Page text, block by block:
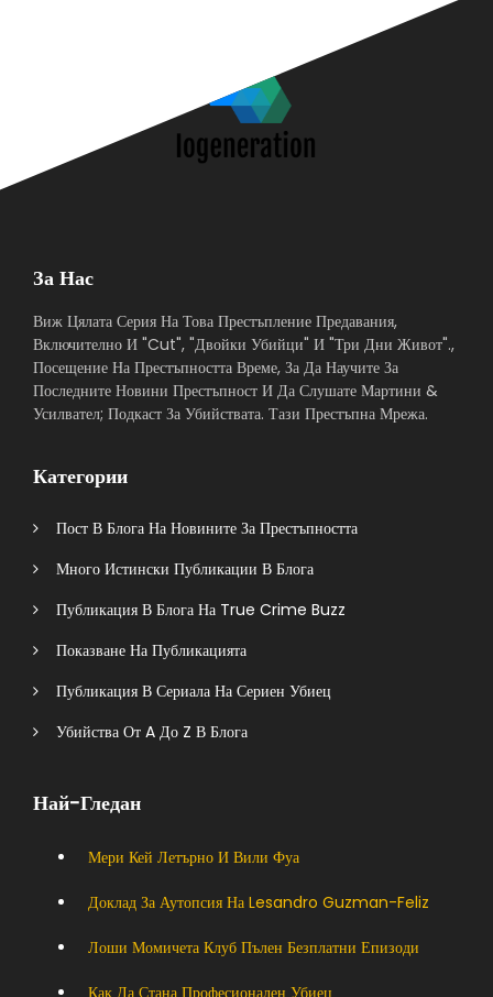
За Нас
Виж Цялата Серия На Това Престъпление Предавания,
Включително И "Cut", "Двойки Убийци" И "Три Дни Живот".,
Посещение На Престъпността Време, За Да Научите За
Последните Новини Престъпност И Да Слушате Мартини &
Усилвател; Подкаст За Убийствата. Тази Престъпна Мрежа.
Категории
Пост В Блога На Новините За Престъпността
Много Истински Публикации В Блога
Публикация В Блога На True Crime Buzz
Показване На Публикацията
Публикация В Сериала На Сериен Убиец
Убийства От A До Z В Блога
Най-Гледан
Мери Кей Летърно И Вили Фуа
Доклад За Аутопсия На Lesandro Guzman-Feliz
Лоши Момичета Клуб Пълен Безплатни Епизоди
Как Да Стана Професионален Убиец